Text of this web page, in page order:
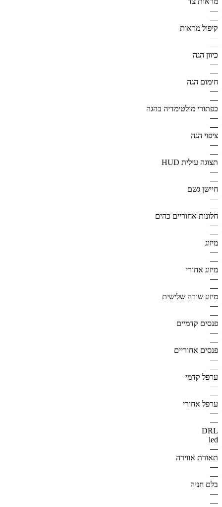
—
—
קיפול מראות
—
—
כיוון הגה
—
—
חימום הגה
—
—
כפתורי מולטימדיה בהגה
—
—
ציפוי הגה
—
—
תצוגה עילית HUD
—
—
חיישן גשם
—
—
חלונות אחוריים כהים
—
—
מיזוג
—
—
מיזוג אחורי
—
—
מיזוג שורה שלישית
—
—
פנסים קדמיים
—
—
פנסים אחוריים
—
—
ערפל קדמי
—
—
ערפל אחורי
—
—
DRL
led
—
תאורת אווירה
—
—
בלם חניה
—
—